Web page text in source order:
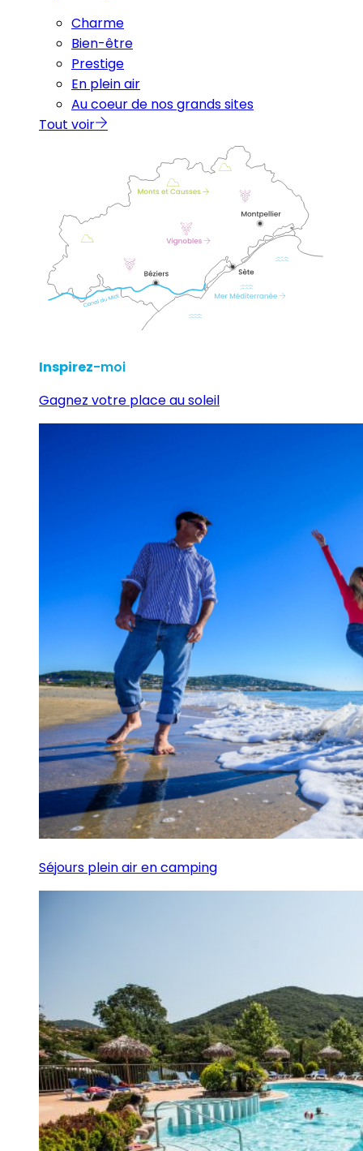
Charme
Bien-être
Prestige
En plein air
Au coeur de nos grands sites
Tout voir
Inspirez-moi
Gagnez votre place au soleil
Séjours plein air en camping